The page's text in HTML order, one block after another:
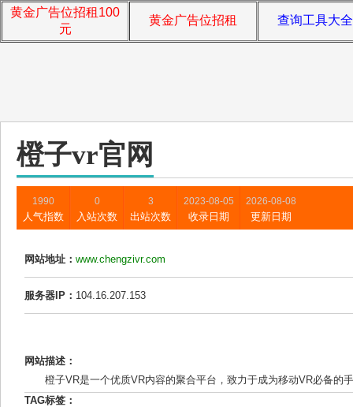
黄金广告位招租100
元
黄金广告位招租 查询工具大
橙子vr官网
1990
人气指数
0
入站次数
3
出站次数
2023-08-05
收录日期
2026-08-08
更新日期
网站地址： www.chengzivr.com
服务器IP： 104.16.207.153
网站描述：
橙子VR是一个优质VR内容的聚合平台，致力于成为移动VR必备的
TAG标签：